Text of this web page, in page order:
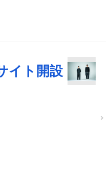
イト開設